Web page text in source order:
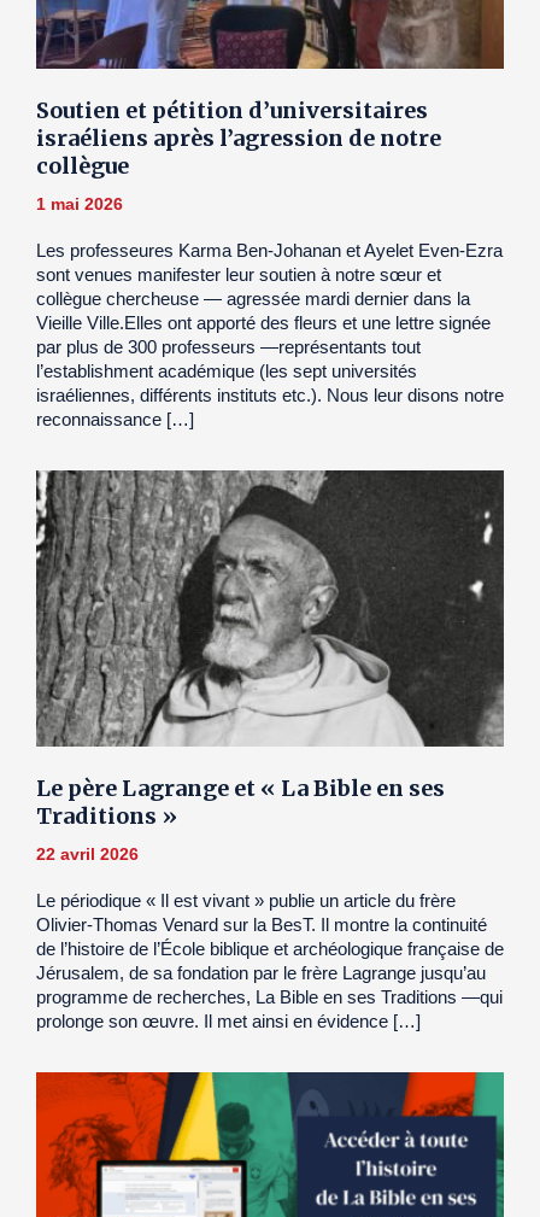
Soutien et pétition d’universitaires
israéliens après l’agression de notre
collègue
1 mai 2026
Les professeures Karma Ben-Johanan et Ayelet Even-Ezra
sont venues manifester leur soutien à notre sœur et
collègue chercheuse — agressée mardi dernier dans la
Vieille Ville.Elles ont apporté des fleurs et une lettre signée
par plus de 300 professeurs —représentants tout
l’establishment académique (les sept universités
israéliennes, différents instituts etc.). Nous leur disons notre
reconnaissance […]
Le père Lagrange et « La Bible en ses
Traditions »
22 avril 2026
Le périodique « Il est vivant » publie un article du frère
Olivier-Thomas Venard sur la BesT. Il montre la continuité
de l’histoire de l’École biblique et archéologique française de
Jérusalem, de sa fondation par le frère Lagrange jusqu’au
programme de recherches, La Bible en ses Traditions —qui
prolonge son œuvre. Il met ainsi en évidence […]